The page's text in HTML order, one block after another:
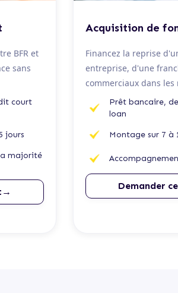
BFR et
sans
court
jours
majorité
Acquisition de
Financez la reprise
entreprise, d'une
commerciaux dans
Prêt bancaire,
loan
Montage sur 7 à
Demander